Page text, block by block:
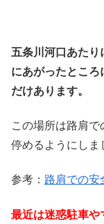
五条川河口あた
にあがったところ
だけあります。
この場所は路肩
停めるようにしま
参考： 路肩での安
最近は迷惑駐車や